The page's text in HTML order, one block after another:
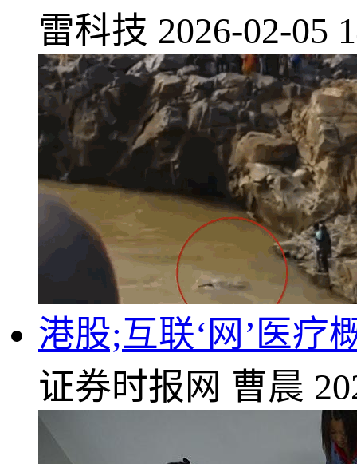
雷科技 2026-02-05
港股;互联‘网’医疗
证券时报网 曹晨